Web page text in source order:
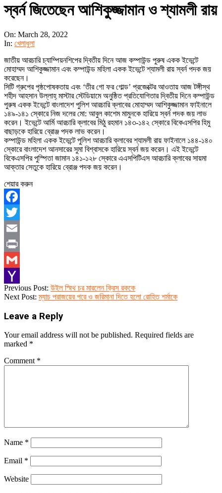
স্বর্ন জিতেছেন আশিকুজ্জামান ও শ্যামলী রায়
On: March 28, 2022
In: খেলাধুলা
জাতীয় আরচারি চ্যাম্পিয়নশিপের দ্বিতীয় দিনে আজ কম্পাউন্ড পুরুষ একক ইভেন্টে
মোহাম্মদ আশিকুজ্জামান এবং কম্পাউন্ড মহিলা একক ইভেন্টে শ্যামলী রায় স্বর্ন পদক জয়
করেছেন।
সিটি গ্রুপের পৃষ্ঠপোষকতায় এবং ‘তীর গো ফর গোল্ড’ প্রজেক্টের আওতায় আজ টঙ্গীস্থ
শহীদ আহসান উল্লাহ্ মাস্টার স্টেডিয়ামে অনুষ্ঠিত প্রতিযোগিতার দ্বিতীয় দিনে কম্পাউন্ড
পুরুষ একক ইভেন্টে বাংলাদেশ পুলিশ আরচারি ক্লাবের মোহাম্মদ আশিকুজ্জামান ফাইনালে
১৪৯-১৪১ স্কোরে নিজ দলের মো: আবুল কাশেম মামুনকে হারিয়ে স্বর্ন পদক জয় লাভ
করেন। ইভেন্টে আর্মি আরচারি ক্লাবের মিঠু রহমান ১৪৩-১৪২ স্কোরে বিকেএসপির হিমু
বাছাড়কে হারিয়ে ব্রোঞ্জ পদক লাভ করেন।
কম্পাউন্ড মহিলা একক ইভেন্টে পুলিশ আরচারি ক্লাবের শ্যামলী রায় ফাইনালে ১৪৪-১৪০
স্কোরে বাংলাদেশ আনসারের সুমা বিশ্বাসকে হারিয়ে স্বর্ন জয় করেন। এই ইভেন্টে
বিকেএসপির পুস্পিতা জামান ১৪১-১২৮ স্কোরে এএসপিটিএস আরচারি ক্লাবের সায়মা
আক্তার সেতুকে হারিয়ে ব্রোঞ্জ পদক জয় করেন।
শেয়ার করুন
Facebook
Twitter
Email
Print
Gmail
Yahoo
2022-
03-
Previous Post: উইল স্মিথ চর মারলেন ক্রিস রককে
Next Post:ম্যাচ পরাজয়ের পরে ও জরিমানা দিতে হলো রোহিত শর্মাকে
Leave a Reply
Your email address will not be published. Required fields are
marked *
Comment *
Name *
Email *
Website